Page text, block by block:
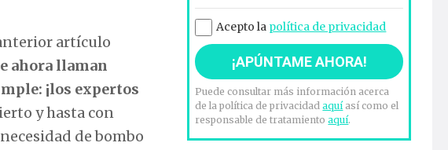
artículo
ahora llaman
¡los expertos
y hasta con
de bombo
Acepto la política de privacidad
Puede consultar más información acerca
de la política de privacidadaquíasí como el
responsable de tratamientoaquí.